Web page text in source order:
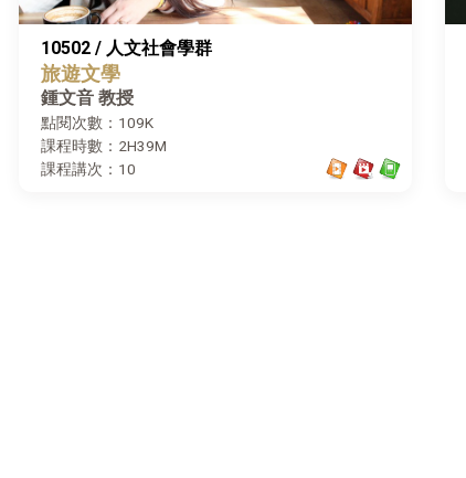
10502 / 人文社會學群
旅遊文學
鍾文音 教授
點閱次數：109K
課程時數：2H39M
課程講次：10